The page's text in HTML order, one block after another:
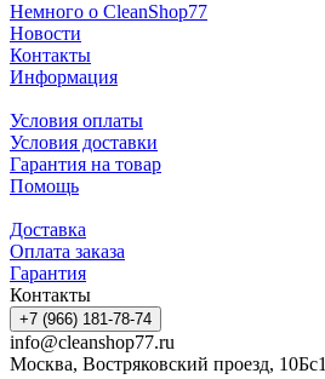
Немного о CleanShop77
Новости
Контакты
Информация
Условия оплаты
Условия доставки
Гарантия на товар
Помощь
Доставка
Оплата заказа
Гарантия
Контакты
+7 (966) 181-78-74
info@cleanshop77.ru
Москва, Востряковский проезд, 10Бс1